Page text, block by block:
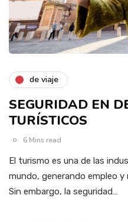
de viaje
SEGURIDAD EN
TURÍSTICOS
6 Mins read
El turismo es una de las
mundo, generando empleo y
Sin embargo, la seguridad…